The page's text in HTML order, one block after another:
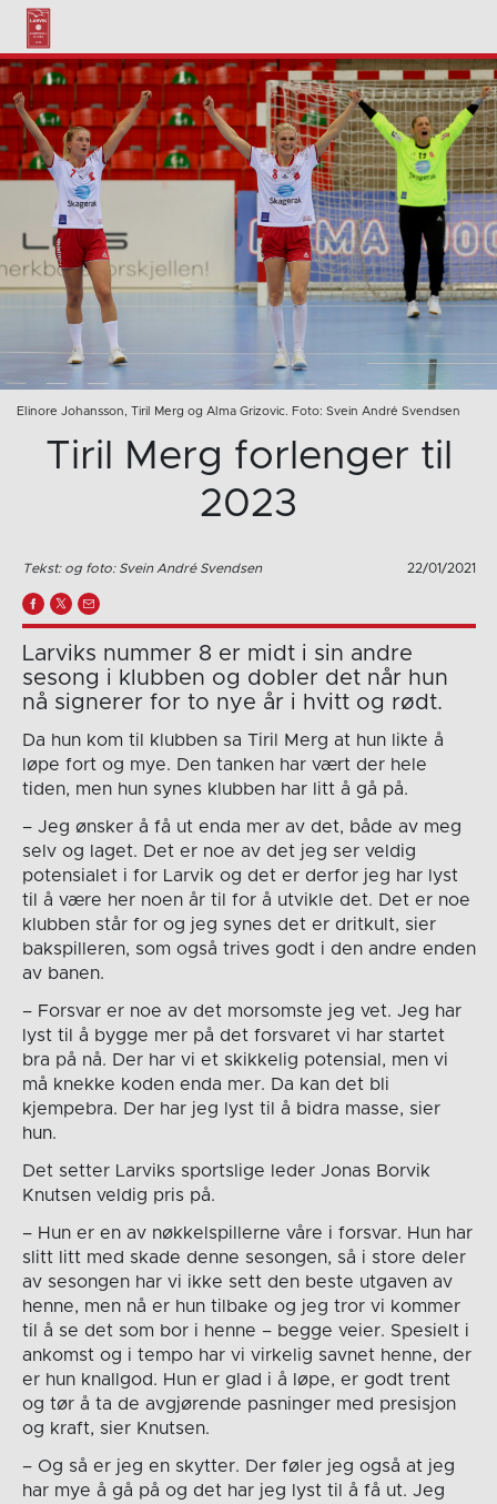
Elinore Johansson, Tiril Merg og Alma Grizovic. Foto: Svein André Svendsen
Tiril Merg forlenger til
2023
Tekst: og foto: Svein André Svendsen 22/01/2021
Larviks nummer 8 er midt i sin andre
sesong i klubben og dobler det når hun
nå signerer for to nye år i hvitt og rødt.
Da hun kom til klubben sa Tiril Merg at hun likte å
løpe fort og mye. Den tanken har vært der hele
tiden, men hun synes klubben har litt å gå på.
– Jeg ønsker å få ut enda mer av det, både av meg
selv og laget. Det er noe av det jeg ser veldig
potensialet i for Larvik og det er derfor jeg har lyst
til å være her noen år til for å utvikle det. Det er noe
klubben står for og jeg synes det er dritkult, sier
bakspilleren, som også trives godt i den andre enden
av banen.
– Forsvar er noe av det morsomste jeg vet. Jeg har
lyst til å bygge mer på det forsvaret vi har startet
bra på nå. Der har vi et skikkelig potensial, men vi
må knekke koden enda mer. Da kan det bli
kjempebra. Der har jeg lyst til å bidra masse, sier
hun.
Det setter Larviks sportslige leder Jonas Borvik
Knutsen veldig pris på.
– Hun er en av nøkkelspillerne våre i forsvar. Hun har
slitt litt med skade denne sesongen, så i store deler
av sesongen har vi ikke sett den beste utgaven av
henne, men nå er hun tilbake og jeg tror vi kommer
til å se det som bor i henne – begge veier. Spesielt i
ankomst og i tempo har vi virkelig savnet henne, der
er hun knallgod. Hun er glad i å løpe, er godt trent
og tør å ta de avgjørende pasninger med presisjon
og kraft, sier Knutsen.
– Og så er jeg en skytter. Der føler jeg også at jeg
har mye å gå på og det har jeg lyst til å få ut. Jeg